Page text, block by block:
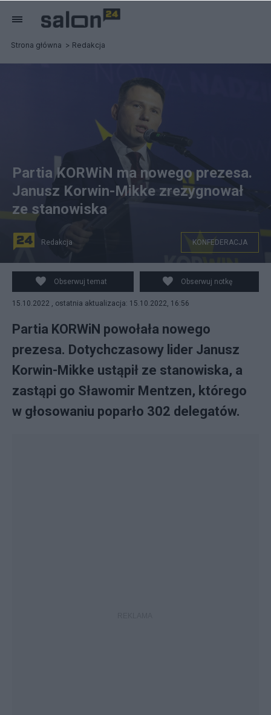
Strona główna Redakcja
Sławomir Mentzen został nowym prezesem partii
KORWiN. (fot. PAP)
Partia KORWiN ma nowego prezesa.
Janusz Korwin-Mikke zrezygnował
ze stanowiska
Redakcja KONFEDERACJA
Obserwuj temat Obserwuj notkę
15.10.2022 , ostatnia aktualizacja: 15.10.2022, 16:56
Partia KORWiN powołała nowego
prezesa. Dotychczasowy lider Janusz
Korwin-Mikke ustąpił ze stanowiska, a
zastąpi go Sławomir Mentzen, którego
w głosowaniu poparło 302 delegatów.